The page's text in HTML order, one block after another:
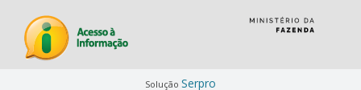
Solução Serpro